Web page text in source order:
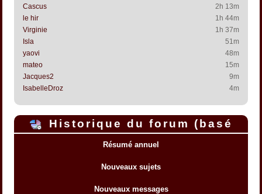
Cascus
2h 13m
le hir
1h 44m
Virginie
1h 37m
Isla
51m
yaovi
48m
mateo
15m
Jacques2
9m
IsabelleDroz
4m
Historique du forum (basé
sur l'heure interne du forum)
Résumé annuel
Nouveaux sujets
Nouveaux messages